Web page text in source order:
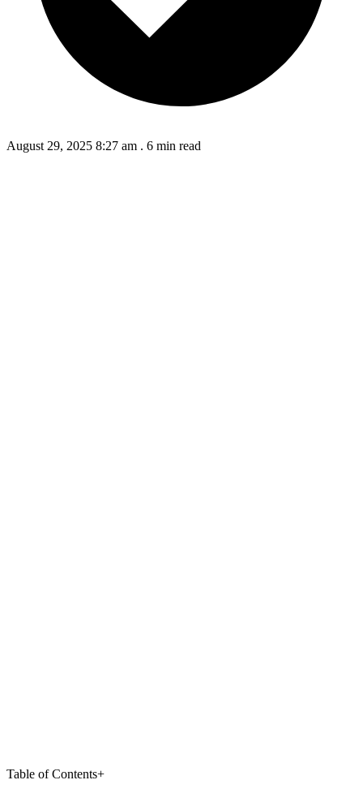
August 29, 2025 8:27 am . 6 min read
Table of Contents+